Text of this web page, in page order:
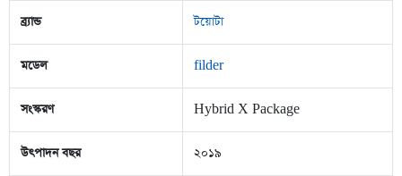
ব্র্যান্ড টয়োটা
মডেল filder
সংস্করণ Hybrid X Package
উৎপাদন বছর ২০১৯